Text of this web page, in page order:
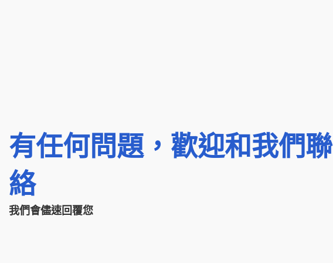
有任何問題，歡迎和我們聯
絡
我們會儘速回覆您